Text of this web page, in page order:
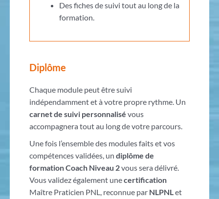
Des fiches de suivi tout au long de la
formation.
Diplôme
Chaque module peut être suivi
indépendamment et à votre propre rythme. Un
carnet de suivi personnalisé vous
accompagnera tout au long de votre parcours.
Une fois l’ensemble des modules faits et vos
compétences validées, un diplôme de
formation Coach Niveau 2vous sera délivré.
Vous validez également unecertification
Maître Praticien PNL, reconnue par NLPNLet